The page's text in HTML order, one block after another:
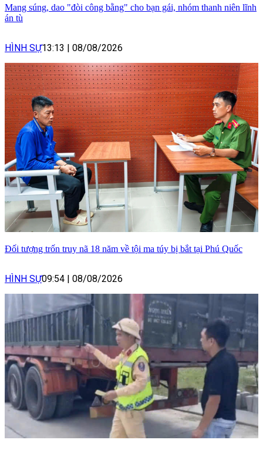
Mang súng, dao "đòi công bằng" cho bạn gái, nhóm thanh niên lĩnh
án tù
HÌNH SỰ13:13 08/08/2026
Đối tượng trốn truy nã 18 năm về tội ma túy bị bắt tại Phú Quốc
HÌNH SỰ09:54 08/08/2026